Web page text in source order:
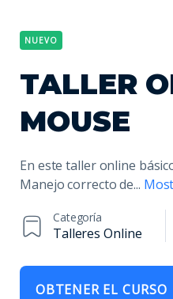
NUEVO
Categoría
Talleres Online
TALLER
MOUSE
En este taller online
Manejo correcto de...
OBTENER EL CURSO